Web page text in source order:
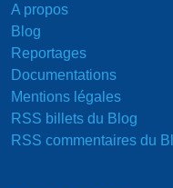
A propos
Blog
Reportages
Documentations
Mentions légales
RSS billets du Blog
RSS commentaires du